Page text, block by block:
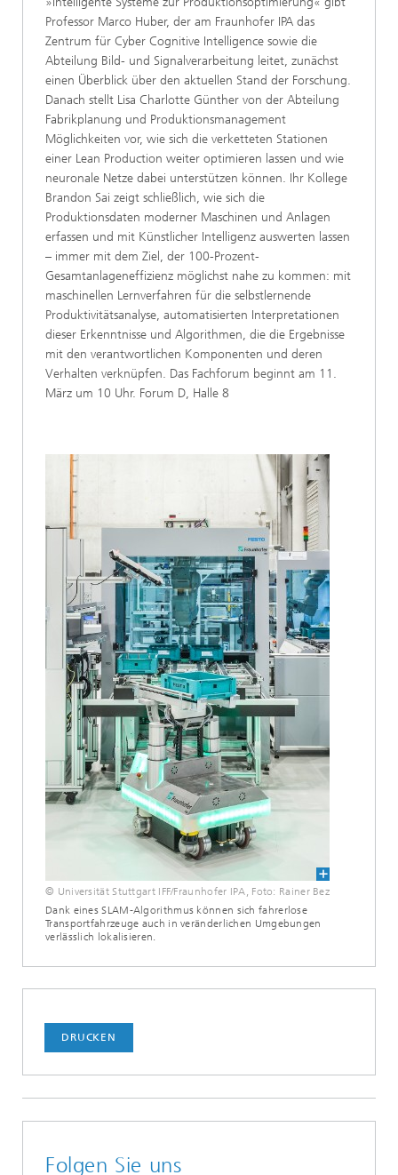
Professor Marco Huber, der am Fraunhofer IPA das
Zentrum für Cyber Cognitive Intelligence sowie die
Abteilung Bild- und Signalverarbeitung leitet, zunächst
einen Überblick über den aktuellen Stand der Forschung.
Danach stellt Lisa Charlotte Günther von der Abteilung
Fabrikplanung und Produktionsmanagement
Möglichkeiten vor, wie sich die verketteten Stationen
einer Lean Production weiter optimieren lassen und wie
neuronale Netze dabei unterstützen können. Ihr Kollege
Brandon Sai zeigt schließlich, wie sich die
Produktionsdaten moderner Maschinen und Anlagen
erfassen und mit Künstlicher Intelligenz auswerten lassen
– immer mit dem Ziel, der 100-Prozent-
Gesamtanlageneffizienz möglichst nahe zu kommen: mit
maschinellen Lernverfahren für die selbstlernende
Produktivitätsanalyse, automatisierten Interpretationen
dieser Erkenntnisse und Algorithmen, die die Ergebnisse
mit den verantwortlichen Komponenten und deren
Verhalten verknüpfen. Das Fachforum beginnt am 11.
März um 10 Uhr. Forum D, Halle 8
© Universität Stuttgart IFF/Fraunhofer IPA, Foto: Rainer Bez
Dank eines SLAM-Algorithmus können sich fahrerlose
Transportfahrzeuge auch in veränderlichen Umgebungen
verlässlich lokalisieren.
DRUCKEN
Folgen Sie uns